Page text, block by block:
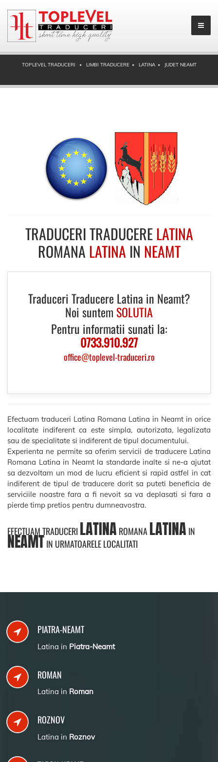
TOPLEVEL TRADUCERI LIMBI TRADUCERE LATINA JUDET NEAMT
TRADUCERI TRADUCERELATINA
ROMANA LATINA IN NEAMT
Traduceri Traducere Latina in Neamt?
Noi suntem SOLUTIA
Pentru informatii sunati la:
0733.910.927
office@toplevel-traduceri.ro
Efectuam traduceri Latina Romana Latina in Neamt in orice
localitate indiferent ca este simpla, autorizata, legalizata
sau de specialitate si indiferent de tipul documentului.
Experienta ne permite sa oferim servicii de traducere Latina
Romana Latina in Neamt la standarde inalte si ne-a ajutat
sa dezvoltam un mod de lucru eficient si rapid astfel in cat
indiferent de tipul de traducere dorit sa puteti beneficia de
serviciile noastre fara a fi nevoit sa va deplasati si fara a
pierde timp pretios pentru dumneavostra.
EFECTUAM TRADUCERILATINA ROMANALATINA IN
NEAMTIN URMATOARELE LOCALITATI
PIATRA-NEAMT
Latina in Piatra-Neamt
ROMAN
Latina in Roman
ROZNOV
Latina in Roznov